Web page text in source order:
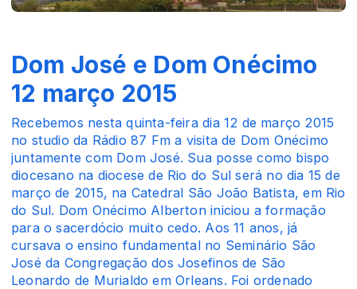
Dom José e Dom Onécimo
12 março 2015
Recebemos nesta quinta-feira dia 12 de março 2015
no studio da Rádio 87 Fm a visita de Dom Onécimo
juntamente com Dom José. Sua posse como bispo
diocesano na diocese de Rio do Sul será no dia 15 de
março de 2015, na Catedral São João Batista, em Rio
do Sul. Dom Onécimo Alberton iniciou a formação
para o sacerdócio muito cedo. Aos 11 anos, já
cursava o ensino fundamental no Seminário São
José da Congregação dos Josefinos de São
Leonardo de Murialdo em Orleans. Foi ordenado